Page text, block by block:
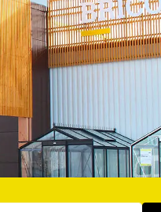
Tronçonneuse
STIHL MSE 170
3/8
4.2